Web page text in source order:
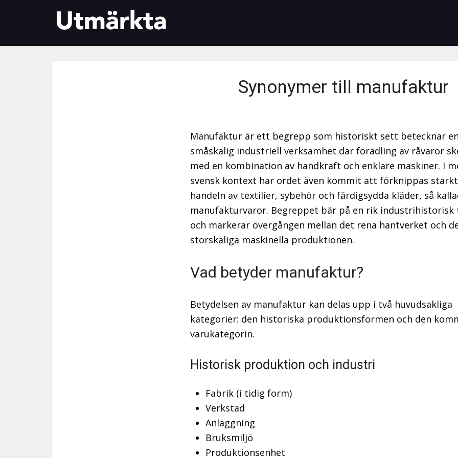
Synonymer till manufaktur
Manufaktur är ett begrepp som historiskt sett betecknar en
småskalig industriell verksamhet där förädling av råvaror
med en kombination av handkraft och enklare maskiner. I
svensk kontext har ordet även kommit att förknippas
handeln av textilier, sybehör och färdigsydda kläder, så
manufakturvaror. Begreppet bär på en rik industrihistorisk
och markerar övergången mellan det rena hantverket och
storskaliga maskinella produktionen.
Vad betyder manufaktur?
Betydelsen av manufaktur kan delas upp i två huvudsakliga
kategorier: den historiska produktionsformen och den
varukategorin.
Historisk produktion och industri
Fabrik (i tidig form)
Verkstad
Anläggning
Bruksmiljö
Produktionsenhet